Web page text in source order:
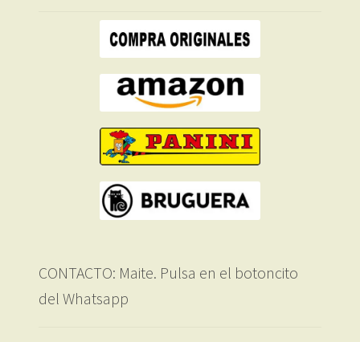
CONTACTO: Maite. Pulsa en el botoncito
del Whatsapp